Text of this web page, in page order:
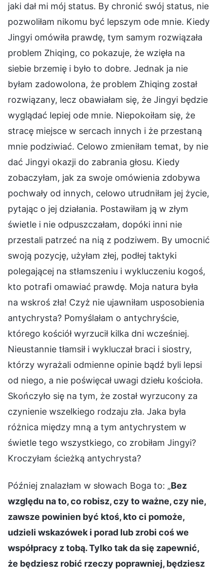
jaki dał mi mój status. By chronić swój status, nie
pozwoliłam nikomu być lepszym ode mnie. Kiedy
Jingyi omówiła prawdę, tym samym rozwiązała
problem Zhiqing, co pokazuje, że wzięła na
siebie brzemię i było to dobre. Jednak ja nie
byłam zadowolona, że problem Zhiqing został
rozwiązany, lecz obawiałam się, że Jingyi będzie
wyglądać lepiej ode mnie. Niepokoiłam się, że
stracę miejsce w sercach innych i że przestaną
mnie podziwiać. Celowo zmieniłam temat, by nie
dać Jingyi okazji do zabrania głosu. Kiedy
zobaczyłam, jak za swoje omówienia zdobywa
pochwały od innych, celowo utrudniłam jej życie,
pytając o jej działania. Postawiłam ją w złym
świetle i nie odpuszczałam, dopóki inni nie
przestali patrzeć na nią z podziwem. By umocnić
swoją pozycję, użyłam złej, podłej taktyki
polegającej na stłamszeniu i wykluczeniu kogoś,
kto potrafi omawiać prawdę. Moja natura była
na wskroś zła! Czyż nie ujawniłam usposobienia
antychrysta? Pomyślałam o antychryście,
którego kościół wyrzucił kilka dni wcześniej.
Nieustannie tłamsił i wykluczał braci i siostry,
którzy wyrażali odmienne opinie bądź byli lepsi
od niego, a nie poświęcał uwagi dziełu kościoła.
Skończyło się na tym, że został wyrzucony za
czynienie wszelkiego rodzaju zła. Jaka była
różnica między mną a tym antychrystem w
świetle tego wszystkiego, co zrobiłam Jingyi?
Kroczyłam ścieżką antychrysta?
Później znalazłam w słowach Boga to: „Bez
względu na to, co robisz, czy to ważne, czy nie,
zawsze powinien być ktoś, kto ci pomoże,
udzieli wskazówek i porad lub zrobi coś we
współpracy z tobą. Tylko tak da się zapewnić,
że będziesz robić rzeczy poprawniej, będziesz